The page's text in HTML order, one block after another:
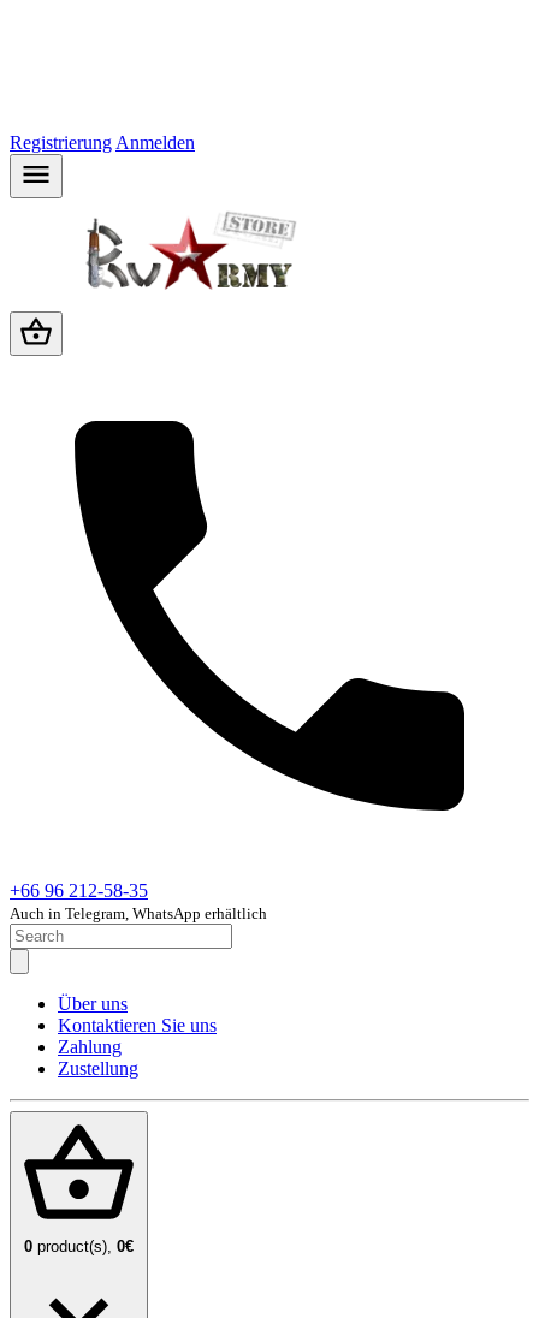
Registrierung Anmelden
+66 96 212-58-35
Auch in Telegram, WhatsApp erhältlich
Über uns
Kontaktieren Sie uns
Zahlung
Zustellung
0 product(s), 0€